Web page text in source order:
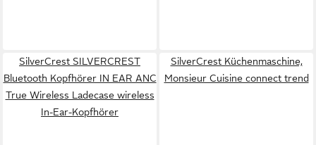
SilverCrest SILVERCREST
Bluetooth Kopfhörer IN EAR ANC
True Wireless Ladecase wireless
In-Ear-Kopfhörer
SilverCrest Küchenmaschine,
Monsieur Cuisine connect trend